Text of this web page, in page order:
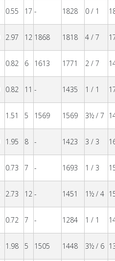
0.55 17 - 1828 0 / 1
2.97 12 1868 1818 4 / 7
0.82 6 1613 1771 2 / 7
0.82 11 - 1435 1 / 1
1.51 5 1569 1569 3½ / 7
1.95 8 - 1423 3 / 3
0.73 7 - 1693 1 / 3
2.73 12 - 1451 1½ / 4
0.72 7 - 1284 1 / 1
1.98 5 1505 1448 3½ / 6